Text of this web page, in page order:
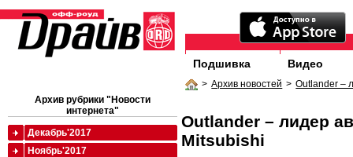
Подшивка Видео
> Архив новостей > Outlander –
Outlander – лидер
Mitsubishi
Архив рубрики "Новости
интернета"
Декабрь'2017
Ноябрь'2017